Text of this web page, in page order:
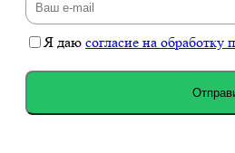
Я даю согласие на